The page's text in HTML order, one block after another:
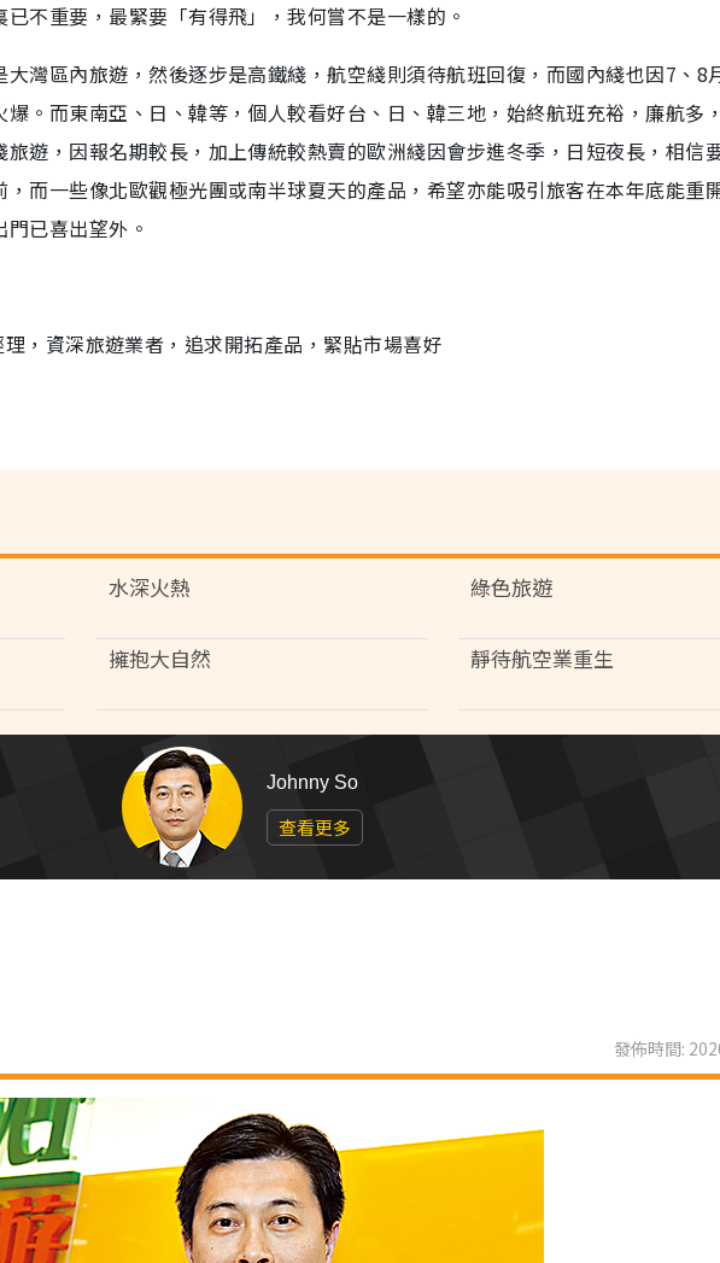
不重要，最緊要「有得飛」，我何嘗不是一樣的。
灣區內旅遊，然後逐步是高鐵綫，航空綫則須待航班回復，而國內綫也因7、8
。而東南亞、日、韓等，個人較看好台、日、韓三地，始終航班充裕，廉航多
遊，因報名期較長，加上傳統較熱賣的歐洲綫因會步進冬季，日短夜長，相信
而一些像北歐觀極光團或南半球夏天的產品，希望亦能吸引旅客在本年底能重
已喜出望外。
，資深旅遊業者，追求開拓產品，緊貼市場喜好
水深火熱 綠色旅遊
擁抱大自然 靜待航空業重生
Johnny So
查看更多
發佈時間: